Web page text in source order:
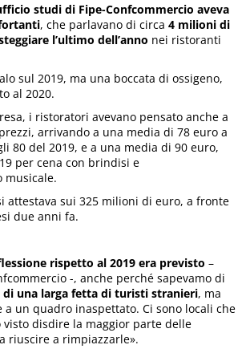
studi di Fipe-Confcommercio aveva
, che parlavano di circa4 milioni di
l’ultimo dell’anno nei ristoranti
sul 2019, ma una boccata di ossigeno,
al 2020.
i ristoratori avevano pensato anche a
arrivando a una media di 78 euro a
80 del 2019, e a una media di 90 euro,
per cena con brindisi e
musicale.
attestava sui 325 milioni di euro, a fronte
due anni fa.
rispetto al 2019 era previsto –
-, anche perché sapevamo di
di una larga fetta di turisti stranieri, ma
un quadro inaspettato. Ci sono locali che
disdire la maggior parte delle
riuscire a rimpiazzarle».